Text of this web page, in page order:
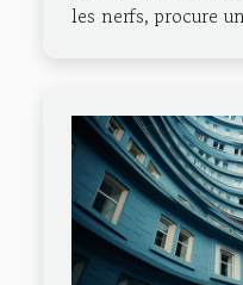
les nerfs, procure